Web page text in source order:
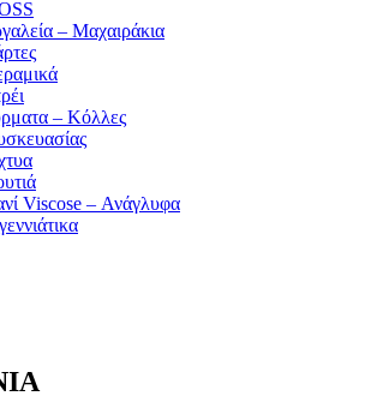
– Μαχαιράκια
– Κόλλες
Viscose – Ανάγλυφα